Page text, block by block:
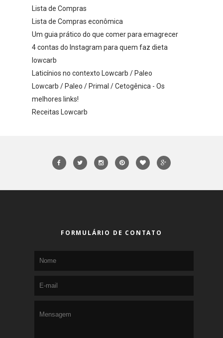
Lista de Compras
Lista de Compras econômica
Um guia prático do que comer para emagrecer
4 contas do Instagram para quem faz dieta
lowcarb
Laticínios no contexto Lowcarb / Paleo
Lowcarb / Paleo / Primal / Cetogênica - Os
melhores links!
Receitas Lowcarb
FORMULÁRIO DE CONTATO